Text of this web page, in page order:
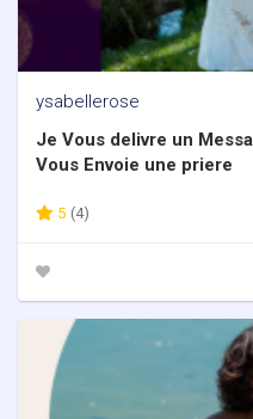
ysabellerose
Je Vous delivre un
Vous Envoie une priere
5 (4)